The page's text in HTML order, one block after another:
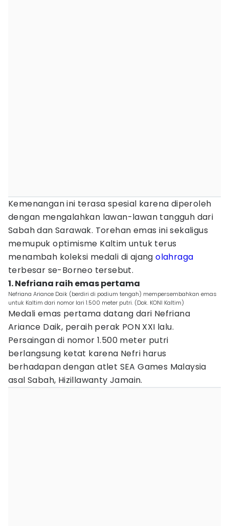
Kemenangan ini terasa spesial karena diperoleh
dengan mengalahkan lawan-lawan tangguh dari
Sabah dan Sarawak. Torehan emas ini sekaligus
memupuk optimisme Kaltim untuk terus
menambah koleksi medali di ajangolahraga
terbesar se-Borneo tersebut.
1. Nefriana raih emas pertama
Nefriana Ariance Daik (berdiri di podium tengah) mempersembahkan emas
untuk Kaltim dari nomor lari 1.500 meter putri. (Dok. KONI Kaltim)
Medali emas pertama datang dari Nefriana
Ariance Daik, peraih perak PON XXI lalu.
Persaingan di nomor 1.500 meter putri
berlangsung ketat karena Nefri harus
berhadapan dengan atlet SEA Games Malaysia
asal Sabah, Hizillawanty Jamain.